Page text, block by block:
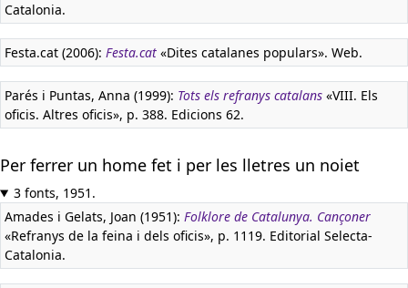
Catalonia.
Festa.cat (2006): Festa.cat «Dites catalanes populars». Web.
Parés i Puntas, Anna (1999): Tots els refranys catalans «VIII. Els
oficis. Altres oficis», p. 388. Edicions 62.
Per ferrer un home fet i per les lletres un noiet
3 fonts, 1951.
Amades i Gelats, Joan (1951): Folklore de Catalunya. Cançoner
«Refranys de la feina i dels oficis», p. 1119. Editorial Selecta-
Catalonia.